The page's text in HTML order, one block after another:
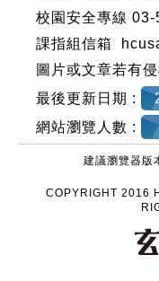
校園安全專線
課指組信箱
圖片或文章若有
最後更新日期 :
網站瀏覽人數 :
建議瀏覽器版
COPYRIGHT 2016